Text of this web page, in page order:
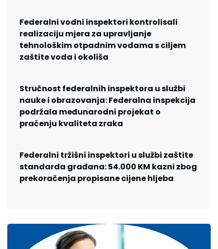
Federalni vodni inspektori kontrolisali
realizaciju mjera za upravljanje
tehnološkim otpadnim vodama s ciljem
zaštite voda i okoliša
Stručnost federalnih inspektora u službi
nauke i obrazovanja: Federalna inspekcija
podržala međunarodni projekat o
praćenju kvaliteta zraka
Federalni tržišni inspektori u službi zaštite
standarda građana: 54.000 KM kazni zbog
prekoračenja propisane cijene hljeba